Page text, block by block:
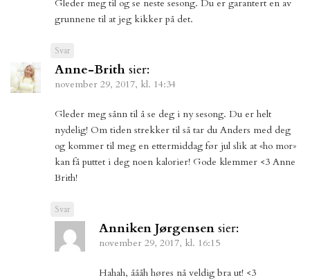
Gleder meg til og se neste sesong. Du er garantert en av
grunnene til at jeg kikker på det.
Svar
Anne-Brith sier:
november 29, 2017, kl. 14:34
Gleder meg sånn til å se deg i ny sesong. Du er helt
nydelig! Om tiden strekker til så tar du Anders med deg
og kommer til meg en ettermiddag før jul slik at «ho mor»
kan få puttet i deg noen kalorier! Gode klemmer <3 Anne
Brith!
Svar
Anniken Jørgensen sier:
november 29, 2017, kl. 16:15
Hahah, åååh høres nå veldig bra ut! <3